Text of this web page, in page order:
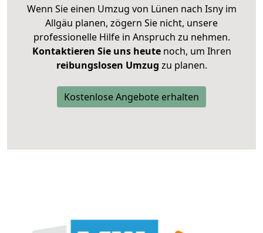
Wenn Sie einen Umzug von Lünen nach Isny im
Allgäu planen, zögern Sie nicht, unsere
professionelle Hilfe in Anspruch zu nehmen.
Kontaktieren Sie uns heutenoch, um Ihren
reibungslosen Umzug zu planen.
Kostenlose Angebote erhalten